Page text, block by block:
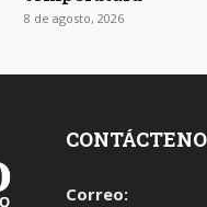
8 de agosto, 2026
Correo: